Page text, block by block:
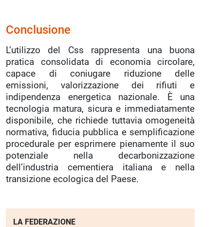
Conclusione
L’utilizzo del Css rappresenta una buona
pratica consolidata di economia circolare,
capace di coniugare riduzione delle
emissioni, valorizzazione dei rifiuti e
indipendenza energetica nazionale. È una
tecnologia matura, sicura e immediatamente
disponibile, che richiede tuttavia omogeneità
normativa, fiducia pubblica e semplificazione
procedurale per esprimere pienamente il suo
potenziale nella decarbonizzazione
dell’industria cementiera italiana e nella
transizione ecologica del Paese.
LA FEDERAZIONE